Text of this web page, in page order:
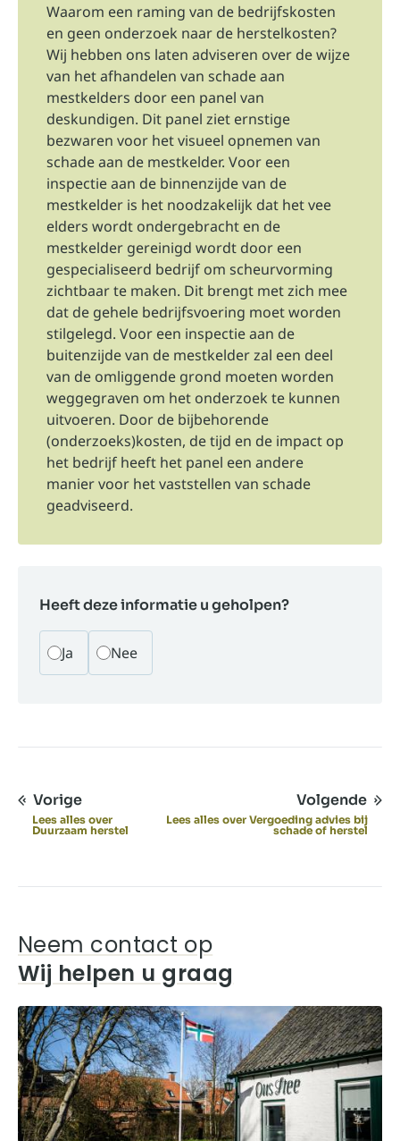
Waarom een raming van de bedrijfskosten
en geen onderzoek naar de herstelkosten?
Wij hebben ons laten adviseren over de wijze
van het afhandelen van schade aan
mestkelders door een panel van
deskundigen. Dit panel ziet ernstige
bezwaren voor het visueel opnemen van
schade aan de mestkelder. Voor een
inspectie aan de binnenzijde van de
mestkelder is het noodzakelijk dat het vee
elders wordt ondergebracht en de
mestkelder gereinigd wordt door een
gespecialiseerd bedrijf om scheurvorming
zichtbaar te maken. Dit brengt met zich mee
dat de gehele bedrijfsvoering moet worden
stilgelegd. Voor een inspectie aan de
buitenzijde van de mestkelder zal een deel
van de omliggende grond moeten worden
weggegraven om het onderzoek te kunnen
uitvoeren. Door de bijbehorende
(onderzoeks)kosten, de tijd en de impact op
het bedrijf heeft het panel een andere
manier voor het vaststellen van schade
geadviseerd.
Heeft deze informatie u geholpen?
Ja Nee
Vorige
Lees alles over
Duurzaam herstel
Volgende
Lees alles over Vergoeding advies bij
schade of herstel
Neem contact op
Wij helpen u graag